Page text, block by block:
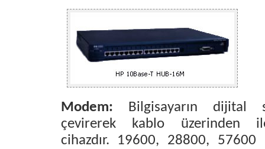
Modem: Bilgisayarın dijital
çevirerek kablo üzerinden
cihazdır. 19600, 28800, 57600